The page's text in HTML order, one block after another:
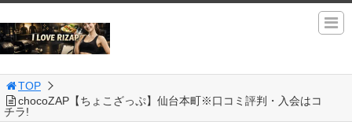
TOP
chocoZAP【ちょこざっぷ】仙台本町※口コミ評判・入会はコ
チラ!